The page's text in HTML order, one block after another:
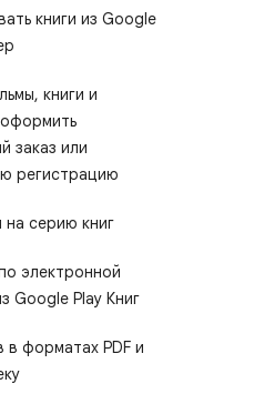
книги из Google
книги и
оформить
заказ или
регистрацию
на серию книг
электронной
Google Play Книг
в форматах PDF и